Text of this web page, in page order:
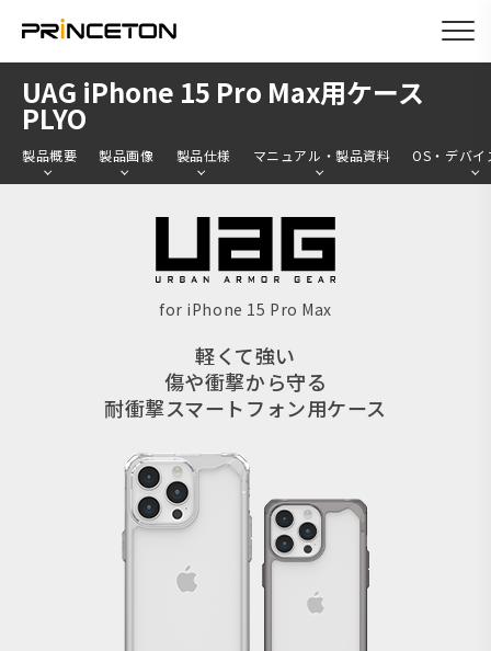
UAG iPhone 15 Pro Max用ケース
PLYO
製品概要 製品画像 製品仕様 マニュアル・製品資料 OS・デバイ
for iPhone 15 Pro Max
軽くて強い
傷や衝撃から守る
耐衝撃スマートフォン用ケース